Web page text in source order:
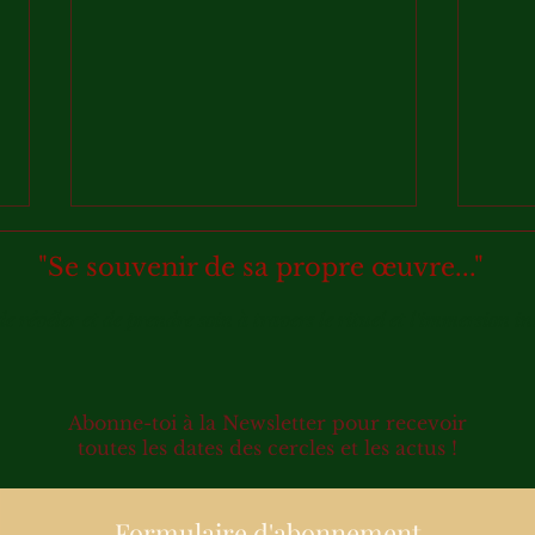
"Se souvenir de sa propre œuvre..."
Abonne-toi à la Newsletter pour recevoir
toutes les dates des cercles et les actus !